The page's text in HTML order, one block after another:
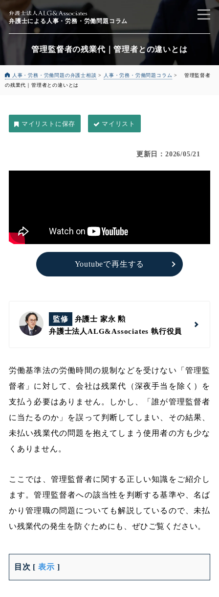
弁護士による 人事・労務・労働問題コラム
管理監督者の残業代｜管理者との違いとは
人事・労務・労働問題の弁護士相談 > 人事・労務・労働問題コラム >
管理監督者
の残業代｜管理者との違いとは
マイリスト
更新日：2026/05/21
Youtubeで再生する
監修
弁護士 家永 勲
弁護士法人ALG&Associates 執行役員
労働基準法の労働時間の規制などを受けない「管理監
督者」に対して、会社は残業代（深夜手当を除く）を
支払う必要はありません。しかし、「誰が管理監督者
に当たるのか」を誤って判断してしまい、その結果、
未払い残業代の問題を抱えてしまう使用者の方も少な
くありません。
ここでは、管理監督者に関する正しい知識をご紹介し
ます。管理監督者への該当性を判断する基準や、名ば
かり管理職の問題についても解説しているので、未払
い残業代の発生を防ぐためにも、ぜひご覧ください。
目次 [ 表示 ]